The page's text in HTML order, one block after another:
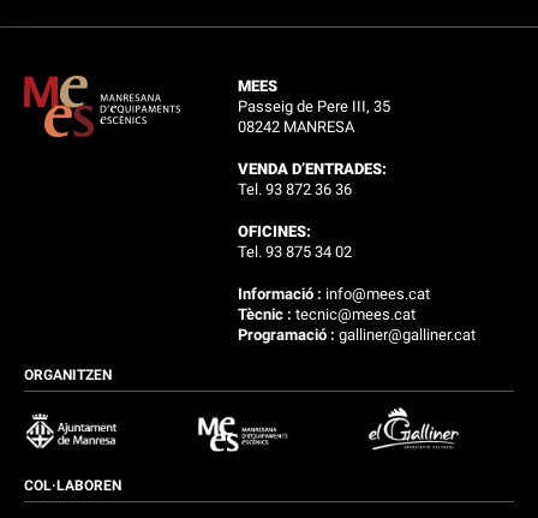
MEES
Passeig de Pere III, 35
08242 MANRESA
VENDA D’ENTRADES:
Tel. 93 872 36 36
OFICINES:
Tel. 93 875 34 02
Informació : info@mees.cat
Tècnic :tecnic@mees.cat
Programació :galliner@galliner.cat
ORGANITZEN
COL·LABOREN